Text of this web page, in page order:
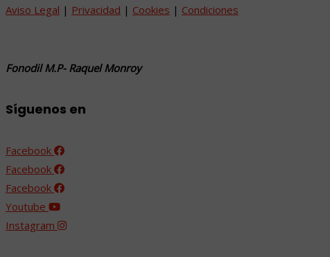
Aviso Legal | Privacidad | Cookies | Condiciones
Fonodil M.P- Raquel Monroy
Síguenos en
Facebook
Facebook
Facebook
Youtube
Instagram